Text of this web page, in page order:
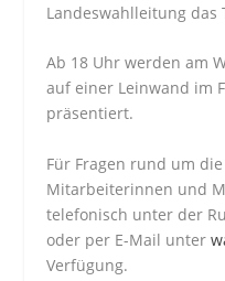
Landeswahlleitung das
Ab 18 Uhr werden am
auf einer Leinwand im
präsentiert.
Für Fragen rund um
Mitarbeiterinnen und
telefonisch unter der
oder per E-Mail unter
Verfügung.